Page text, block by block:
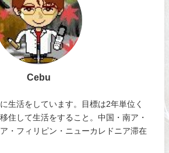
Cebu
生活をしています。目標は2年単位く
住して生活をすること。中国・南ア・
・フィリピン・ニューカレドニア滞在